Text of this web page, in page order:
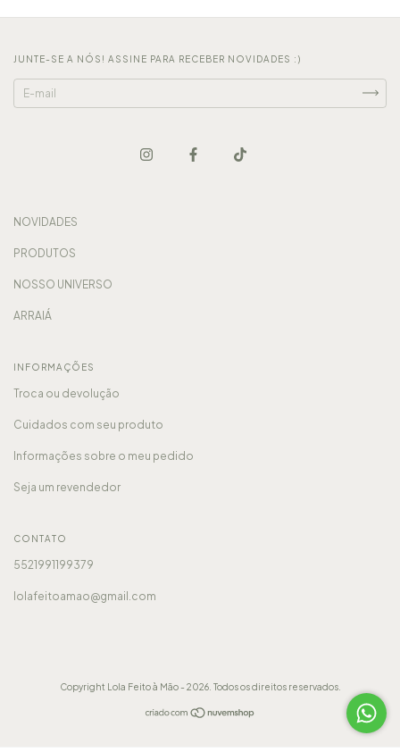
JUNTE-SE A NÓS! ASSINE PARA RECEBER NOVIDADES :)
NOVIDADES
PRODUTOS
NOSSO UNIVERSO
ARRAIÁ
INFORMAÇÕES
Troca ou devolução
Cuidados com seu produto
Informações sobre o meu pedido
Seja um revendedor
CONTATO
5521991199379
lolafeitoamao@gmail.com
Copyright Lola Feito à Mão - 2026. Todos os direitos reservados.